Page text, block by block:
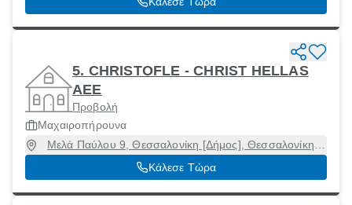
5. CHRISTOFLE - CHRIST HELLAS
ΑΕΕ
Προβολή
Μαχαιροπήρουνα
Μελά Παύλου 9, Θεσσαλονίκη [Δήμος], Θεσσαλονίκη,
54636
Κάλεσε Τώρα